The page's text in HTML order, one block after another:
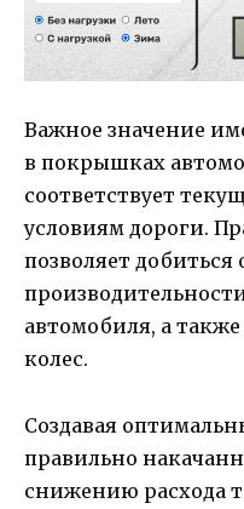
Важное значение
в покрышках
соответствует
условиям дороги.
позволяет
автомобиля, а
колес.
Создавая
правильно
снижению расхода